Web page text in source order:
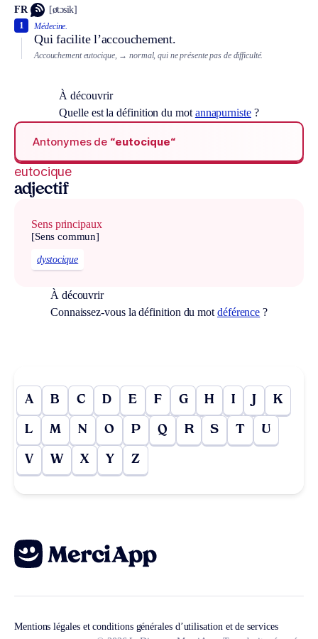
FR [øtɔsik]
Médecine.
Qui facilite l’accouchement.
1
Accouchement eutocique, → normal, qui ne présente pas de difficulté.
À découvrir
Quelle est la définition du mot annapurniste?
Antonymes de “eutocique“
eutocique
adjectif
Sens principaux
[Sens commun]
dystocique
À découvrir
Connaissez-vous la définition du mot déférence ?
A B C D E F G H I J K
L M N O P Q R S T U
V W X Y Z
Mentions légales et conditions générales d’utilisation et de services